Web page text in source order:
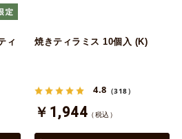
ィ
焼きティラミス 10個入 (K)
4.8 （318）
￥1,944 （税込）